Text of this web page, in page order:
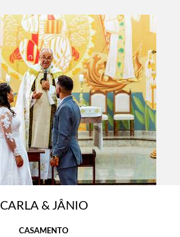
CARLA & JÂNIO
CASAMENTO